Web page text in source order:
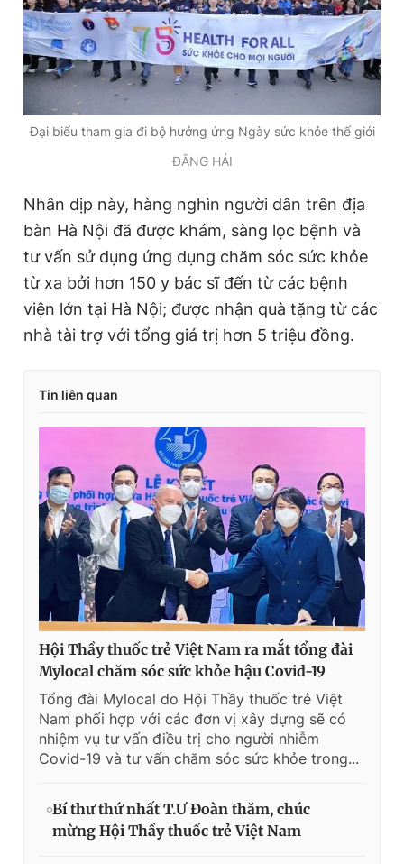
Đại biểu tham gia đi bộ hưởng ứng Ngày sức khỏe thế giới
ĐĂNG HẢI
Nhân dịp này, hàng nghìn người dân trên địa
bàn Hà Nội đã được khám, sàng lọc bệnh và
tư vấn sử dụng ứng dụng chăm sóc sức khỏe
từ xa bởi hơn 150 y bác sĩ đến từ các bệnh
viện lớn tại Hà Nội; được nhận quà tặng từ các
nhà tài trợ với tổng giá trị hơn 5 triệu đồng.
Tin liên quan
Hội Thầy thuốc trẻ Việt Nam ra mắt tổng đài
Mylocal chăm sóc sức khỏe hậu Covid-19
Tổng đài Mylocal do Hội Thầy thuốc trẻ Việt
Nam phối hợp với các đơn vị xây dựng sẽ có
nhiệm vụ tư vấn điều trị cho người nhiễm
Covid-19 và tư vấn chăm sóc sức khỏe trong...
Bí thư thứ nhất T.Ư Đoàn thăm, chúc
mừng Hội Thầy thuốc trẻ Việt Nam